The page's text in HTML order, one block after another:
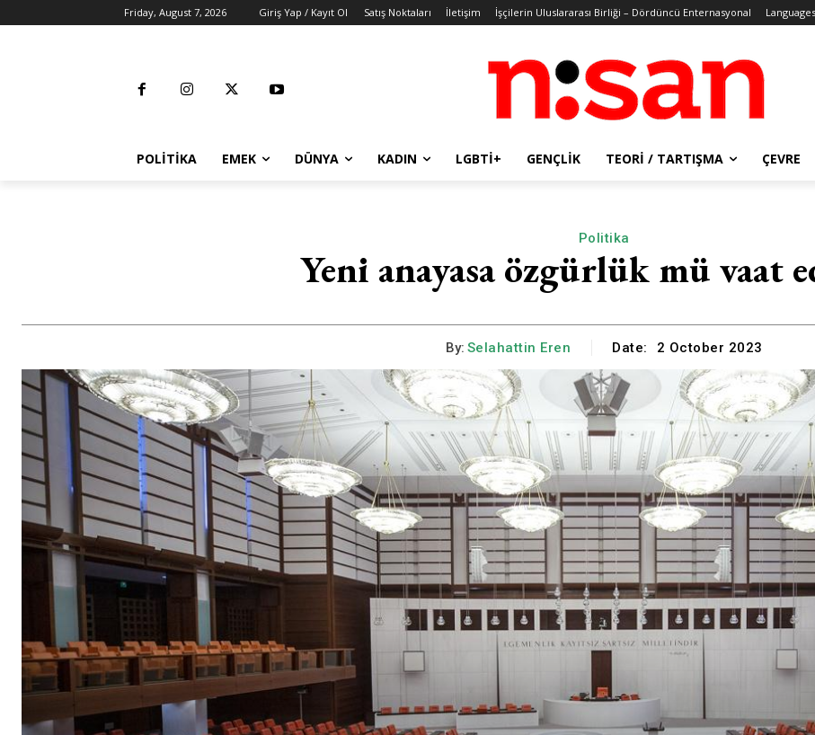
Friday, August 7, 2026 Giriş Yap / Kayıt Ol Satış Noktaları İletişim İşçilerin Uluslararası Birliği – Dördüncü Enternasyonal Languages
POLITIKA EMEK DÜNYA KADIN LGBTİ+ GENÇLIK TEORI / TARTIŞMA ÇEVRE
Politika
Yeni anayasa özgürlük mü vaat
By: Selahattin Eren Date: 2 October 2023